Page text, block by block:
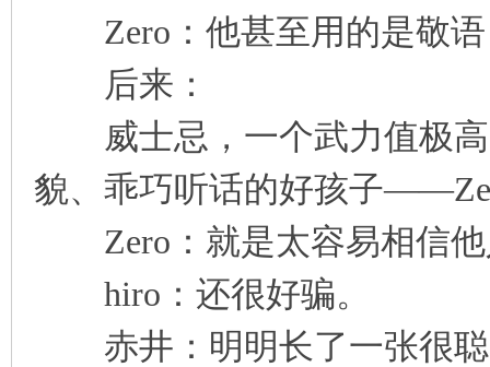
Zero：他甚至用的是敬语
后来：
威士忌，一个武力值极高
貌、乖巧听话的好孩子
Zero：就是太容易相信他
hiro：还很好骗。
赤井：明明长了一张很聪